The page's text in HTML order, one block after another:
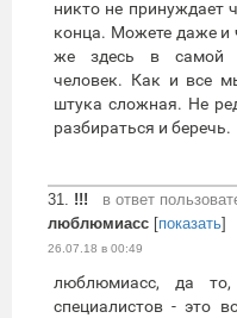
никто не принуждает
конца. Можете даже и
же здесь в самой
человек. Как и все
штука сложная. Не
разбираться и беречь.
31. !!!
в ответ
люблюмиасс [показать]
26.07.18 в 00:49
люблюмиасс, да
специалистов - это